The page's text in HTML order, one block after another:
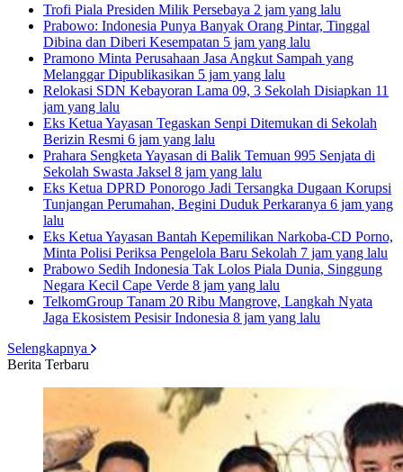
Trofi Piala Presiden Milik Persebaya 2 jam yang lalu
Prabowo: Indonesia Punya Banyak Orang Pintar, Tinggal
Dibina dan Diberi Kesempatan 5 jam yang lalu
Pramono Minta Perusahaan Jasa Angkut Sampah yang
Melanggar Dipublikasikan 5 jam yang lalu
Relokasi SDN Kebayoran Lama 09, 3 Sekolah Disiapkan 11
jam yang lalu
Eks Ketua Yayasan Tegaskan Senpi Ditemukan di Sekolah
Berizin Resmi 6 jam yang lalu
Prahara Sengketa Yayasan di Balik Temuan 995 Senjata di
Sekolah Swasta Jaksel 8 jam yang lalu
Eks Ketua DPRD Ponorogo Jadi Tersangka Dugaan Korupsi
Tunjangan Perumahan, Begini Duduk Perkaranya 6 jam yang
lalu
Eks Ketua Yayasan Bantah Kepemilikan Narkoba-CD Porno,
Minta Polisi Periksa Pengelola Baru Sekolah 7 jam yang lalu
Prabowo Sedih Indonesia Tak Lolos Piala Dunia, Singgung
Negara Kecil Cape Verde 8 jam yang lalu
TelkomGroup Tanam 20 Ribu Mangrove, Langkah Nyata
Jaga Ekosistem Pesisir Indonesia 8 jam yang lalu
Selengkapnya
Berita Terbaru